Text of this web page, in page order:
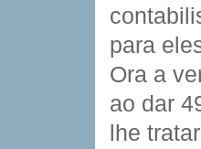
para
Ora a
ao dar
lhe